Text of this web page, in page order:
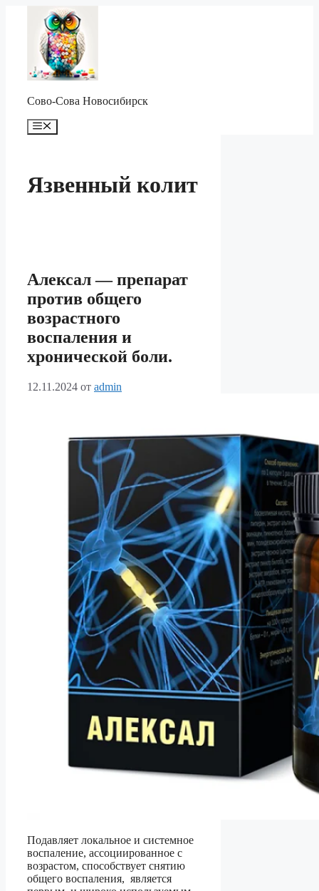
содержимому
Сово-Сова Новосибирск
Меню
Язвенный колит
Алексал — препарат
против общего
возрастного
воспаления и
хронической боли.
12.11.2024 от admin
Подавляет локальное и системное
воспаление, ассоциированное с
возрастом, способствует снятию
общего воспаления, является